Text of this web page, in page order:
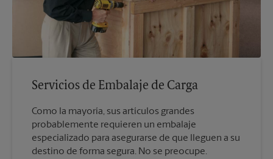
Servicios de Embalaje de Carga
Como la mayoría, sus artículos grandes
probablemente requieren un embalaje
especializado para asegurarse de que lleguen a su
destino de forma segura. No se preocupe.